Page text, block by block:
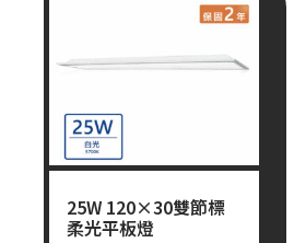
25W 120×30雙節標
柔光平板燈